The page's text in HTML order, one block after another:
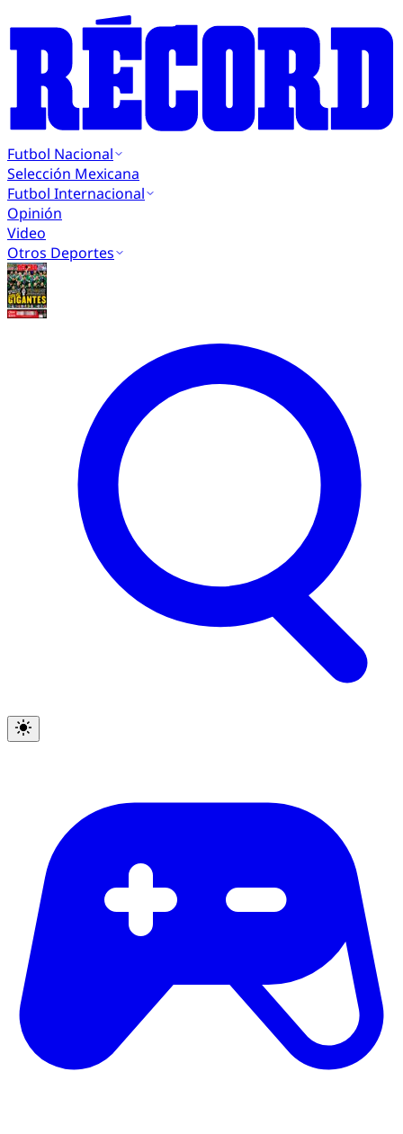
Futbol Nacional
Selección Mexicana
Futbol Internacional
Opinión
Video
Otros Deportes